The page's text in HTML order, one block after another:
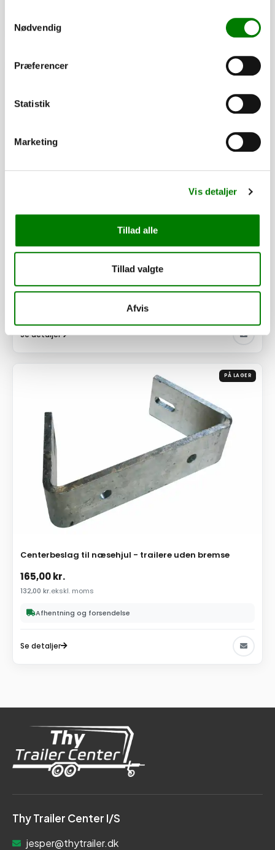
Nødvendig
Præferencer
Statistik
Marketing
Vis detaljer
Tillad alle
Tillad valgte
Afvis
Se detaljer
PÅ LAGER
Støtteben - sæt med 2 stk.
Se detaljer
PÅ LAGER
Centerbeslag til næsehjul - trailere uden bremse
165,00kr.
132,00 kr.ekskl. moms
Afhentning og forsendelse
Se detaljer
Thy Trailer Center I/S
jesper@thytrailer.dk